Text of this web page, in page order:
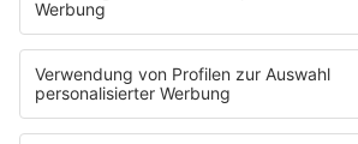
in die Zukunft
und Disziplin gestaltet werden